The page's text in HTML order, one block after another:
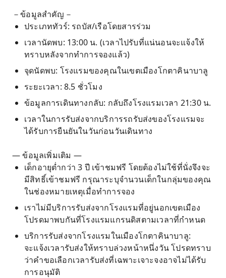
－ข้อมูลสำคัญ－
ประเภททัวร์: รถบัส/เรือโดยสารร่วม
เวลานัดพบ: 13:00 น. (เวลาไปรับที่แน่นอนจะแจ้งให้
ทราบหลังจากทำการจองแล้ว)
จุดนัดพบ: โรงแรมของคุณในเขตเมืองโกตาคินาบาลู
ระยะเวลา: 8.5 ชั่วโมง
ข้อมูลการเดินทางกลับ: กลับถึงโรงแรมเวลา 21:30 น.
เวลาในการรับส่งจากบริการรถรับส่งของโรงแรมจะ
ได้รับการยืนยันในวันก่อนวันเดินทาง
— ข้อมูลเพิ่มเติม —
เด็กอายุต่ำกว่า 3 ปี เข้าชมฟรี โดยต้องไม่ใช้ที่นั่งจึงจะ
มีสิทธิ์เข้าชมฟรี กรุณาระบุจำนวนเด็กในกลุ่มของคุณ
ในช่องหมายเหตุเมื่อทำการจอง
เราไม่มีบริการรับส่งจากโรงแรมที่อยู่นอกเขตเมือง
โปรดมาพบกันที่โรงแรมแกรนดิสตามเวลาที่กำหนด
บริการรับส่งจากโรงแรมในเมืองโกตาคินาบาลู:
จะแจ้งเวลารับส่งให้ทราบล่วงหน้าหนึ่งวัน โปรดทราบ
ว่าคำขอเลือกเวลารับส่งที่เฉพาะเจาะจงอาจไม่ได้รับ
การอนุมัติ